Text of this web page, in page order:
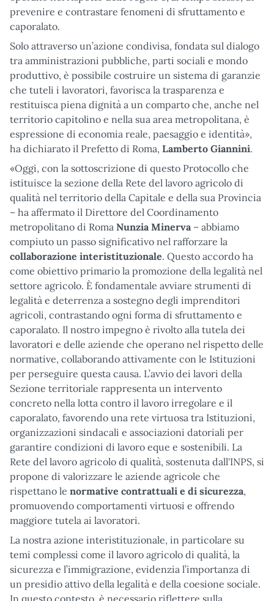
prevenire e contrastare fenomeni di sfruttamento e
caporalato.
Solo attraverso un’azione condivisa, fondata sul dialogo
tra amministrazioni pubbliche, parti sociali e mondo
produttivo, è possibile costruire un sistema di garanzie
che tuteli i lavoratori, favorisca la trasparenza e
restituisca piena dignità a un comparto che, anche nel
territorio capitolino e nella sua area metropolitana, è
espressione di economia reale, paesaggio e identità»,
ha dichiarato il Prefetto di Roma, Lamberto Giannini.
«Oggi, con la sottoscrizione di questo Protocollo che
istituisce la sezione della Rete del lavoro agricolo di
qualità nel territorio della Capitale e della sua Provincia
– ha affermato il Direttore del Coordinamento
metropolitano di Roma Nunzia Minerva – abbiamo
compiuto un passo significativo nel rafforzare la
collaborazione interistituzionale. Questo accordo ha
come obiettivo primario la promozione della legalità nel
settore agricolo. È fondamentale avviare strumenti di
legalità e deterrenza a sostegno degli imprenditori
agricoli, contrastando ogni forma di sfruttamento e
caporalato. Il nostro impegno è rivolto alla tutela dei
lavoratori e delle aziende che operano nel rispetto delle
normative, collaborando attivamente con le Istituzioni
per perseguire questa causa. L’avvio dei lavori della
Sezione territoriale rappresenta un intervento
concreto nella lotta contro il lavoro irregolare e il
caporalato, favorendo una rete virtuosa tra Istituzioni,
organizzazioni sindacali e associazioni datoriali per
garantire condizioni di lavoro eque e sostenibili. La
Rete del lavoro agricolo di qualità, sostenuta dall'INPS, si
propone di valorizzare le aziende agricole che
rispettano le normative contrattuali e di sicurezza,
promuovendo comportamenti virtuosi e offrendo
maggiore tutela ai lavoratori.
La nostra azione interistituzionale, in particolare su
temi complessi come il lavoro agricolo di qualità, la
sicurezza e l’immigrazione, evidenzia l’importanza di
un presidio attivo della legalità e della coesione sociale.
In questo contesto, è necessario riflettere sulla